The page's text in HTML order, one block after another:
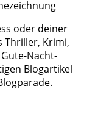
oder deiner
Thriller, Krimi,
Nacht-
Blogartikel